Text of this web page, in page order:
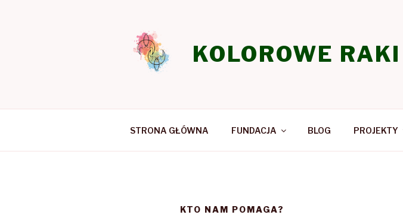
KOLOROWE RAKI
STRONA GŁÓWNA FUNDACJA BLOG PROJEKTY
KTO NAM POMAGA?